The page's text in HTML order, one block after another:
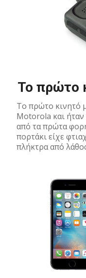
Το πρώτο
Το πρώτο κινητό
Motorola και
από τα πρώτα
πορτάκι είχε
πλήκτρα από